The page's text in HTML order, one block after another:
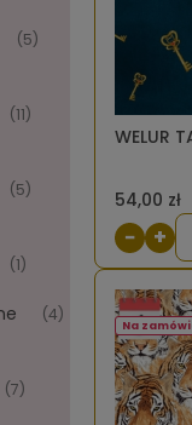
(5)
(11)
(5)
(1)
(4)
(7)
WELUR
54,00 zł
− +
Na